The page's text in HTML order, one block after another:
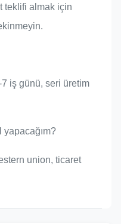
teklifi almak için
iş günü, seri üretim
yapacağım?
union, ticaret